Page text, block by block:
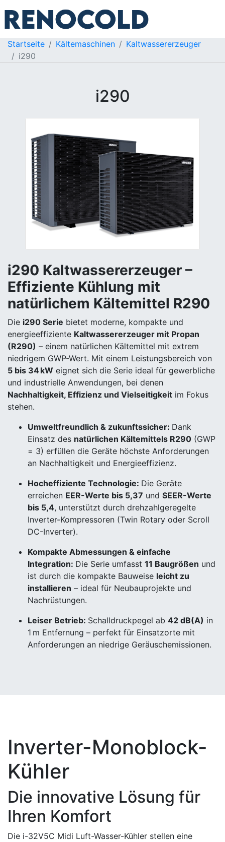
Startseite Kältemaschinen
Kaltwassererzeuger
i290
i290
i290 Kaltwassererzeuger –
Effiziente Kühlung mit
natürlichem Kältemittel R290
Die i290 Serie bietet moderne, kompakte und
energieeffiziente Kaltwassererzeuger mit Propan
(R290) – einem natürlichen Kältemittel mit extrem
niedrigem GWP-Wert. Mit einem Leistungsbereich von
5 bis 34 kW eignet sich die Serie ideal für gewerbliche
und industrielle Anwendungen, bei denen
Nachhaltigkeit, Effizienz und Vielseitigkeit im Fokus
stehen.
Umweltfreundlich & zukunftssicher: Dank
Einsatz des natürlichen Kältemittels R290 (GWP
= 3) erfüllen die Geräte höchste Anforderungen
an Nachhaltigkeit und Energieeffizienz.
Hocheffiziente Technologie: Die Geräte
erreichen EER-Werte bis 5,37 und SEER-Werte
bis 5,4, unterstützt durch drehzahlgeregelte
Inverter-Kompressoren (Twin Rotary oder Scroll
DC-Inverter).
Kompakte Abmessungen & einfache
Integration: Die Serie umfasst 11 Baugrößen und
ist durch die kompakte Bauweise leicht zu
installieren – ideal für Neubauprojekte und
Nachrüstungen.
Leiser Betrieb: Schalldruckpegel ab 42 dB(A) in
1 m Entfernung – perfekt für Einsatzorte mit
Anforderungen an niedrige Geräuschemissionen.
Inverter-Monoblock-
Kühler
Die innovative Lösung für
Ihren Komfort
Die i-32V5C Midi Luft-Wasser-Kühler stellen eine